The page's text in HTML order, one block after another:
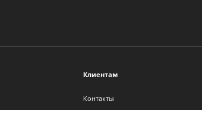
Клиентам
Контакты